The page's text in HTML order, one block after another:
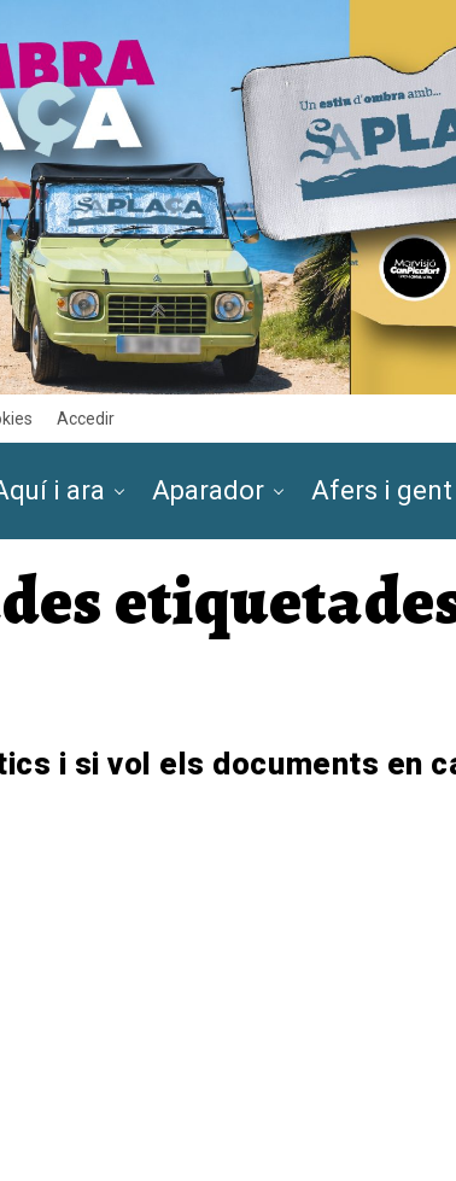
Accedir
i ara Aparador Afers i gent
i si vol els documents en